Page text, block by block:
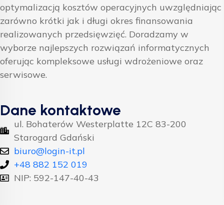
optymalizacją kosztów operacyjnych uwzględniając
zarówno krótki jak i długi okres finansowania
realizowanych przedsięwzięć. Doradzamy w
wyborze najlepszych rozwiązań informatycznych
oferując kompleksowe usługi wdrożeniowe oraz
serwisowe.
Dane kontaktowe
ul. Bohaterów Westerplatte 12C 83-200
Starogard Gdański
biuro@login-it.pl
+48 882 152 019
NIP: 592-147-40-43